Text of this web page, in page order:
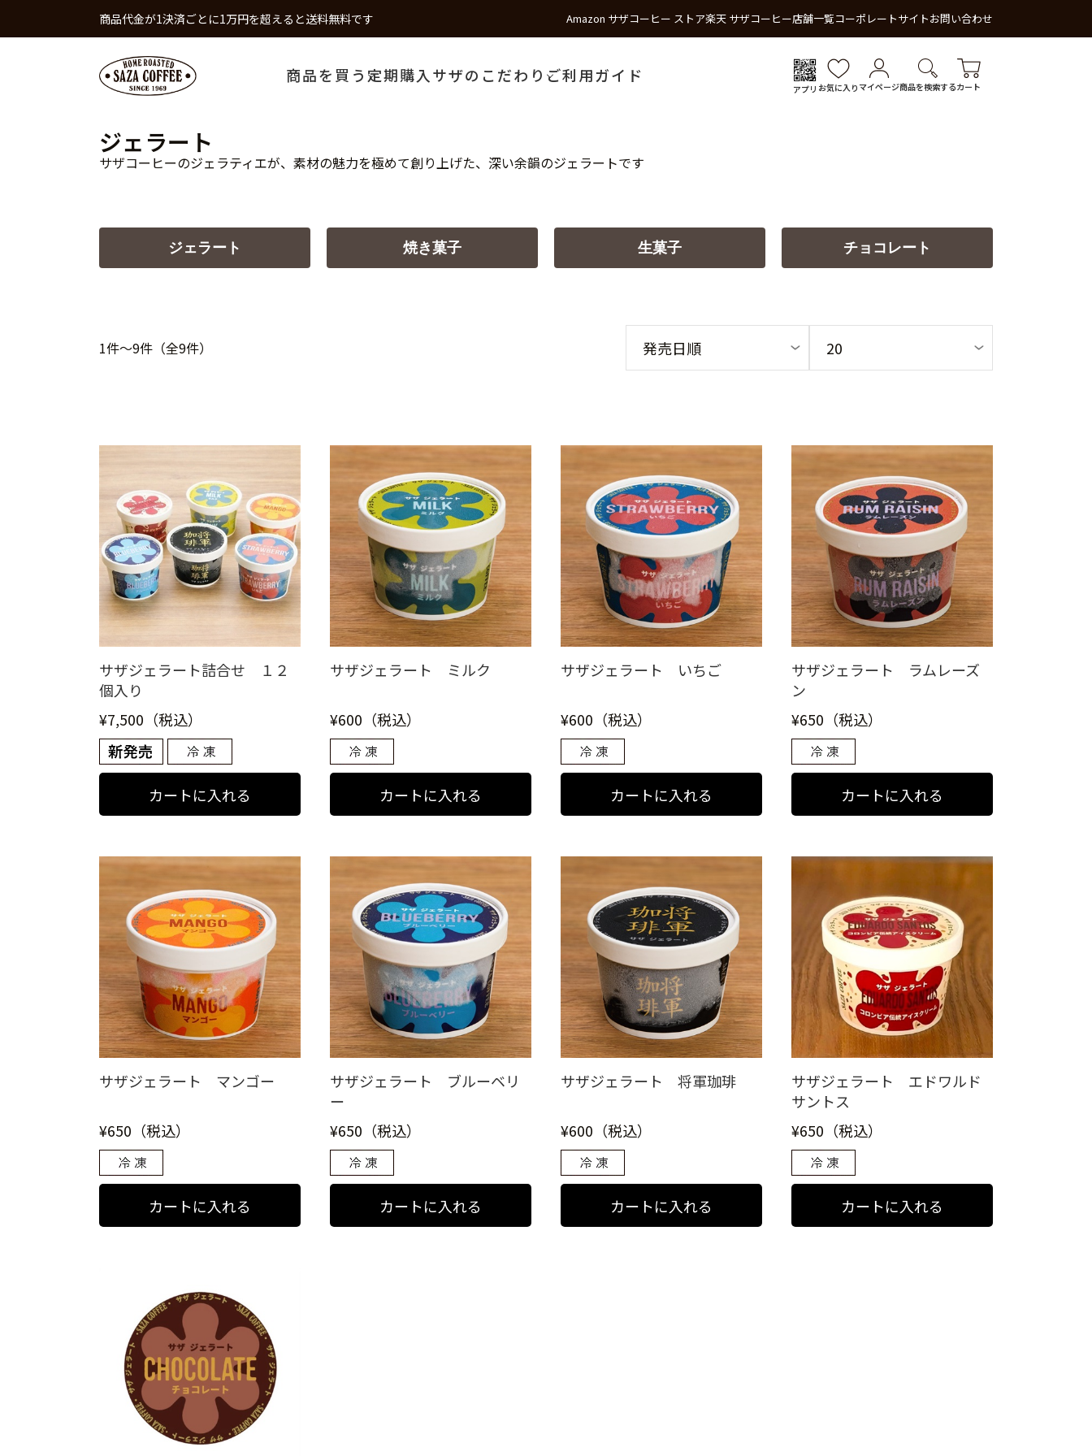
商品代金が1決済ごとに1万円を超えると送料無料です Amazon サザコーヒー ストア楽天 サザコーヒー店舗一覧コーポレートサイトお問い合わせ
商品を買う 定期購入 サザのこだわり ご利用ガイド
アプリ お気に入り マイページ商品を検索するカート
ジェラート
サザコーヒーのジェラティエが、素材の魅力を極めて創り上げた、深い余韻のジェラートです
ジェラート 焼き菓子 生菓子 チョコレート
1件～9件（全9件）
サザジェラート詰合せ １２
個入り
¥7,500（税込）
サザジェラート ミルク
¥600（税込）
サザジェラート いちご
¥600（税込）
サザジェラート ラムレーズ
ン
¥650（税込）
サザジェラート マンゴー
¥650（税込）
サザジェラート ブルーベリ
ー
¥650（税込）
サザジェラート 将軍珈琲
¥600（税込）
サザジェラート エドワルド
サントス
¥650（税込）